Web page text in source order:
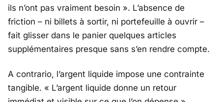
ils n’ont pas vraiment besoin ». L’absence de
friction – ni billets à sortir, ni portefeuille à ouvrir –
fait glisser dans le panier quelques articles
supplémentaires presque sans s’en rendre compte.
A contrario, l’argent liquide impose une contrainte
tangible. « L’argent liquide donne un retour